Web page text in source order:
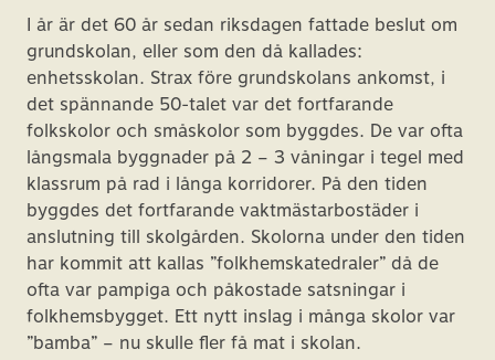
I år är det 60 år sedan riksdagen fattade beslut om
grundskolan, eller som den då kallades:
enhetsskolan. Strax före grundskolans ankomst, i
det spännande 50-talet var det fortfarande
folkskolor och småskolor som byggdes. De var ofta
långsmala byggnader på 2 – 3 våningar i tegel med
klassrum på rad i långa korridorer. På den tiden
byggdes det fortfarande vaktmästarbostäder i
anslutning till skolgården. Skolorna under den tiden
har kommit att kallas ”folkhemskatedraler” då de
ofta var pampiga och påkostade satsningar i
folkhemsbygget. Ett nytt inslag i många skolor var
”bamba” – nu skulle fler få mat i skolan.